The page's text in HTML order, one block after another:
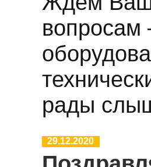
вопросам
рады
29.12.2020